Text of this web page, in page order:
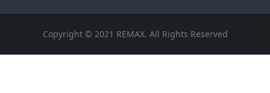
Copyright © 2021 REMAX. All Rights Reserved